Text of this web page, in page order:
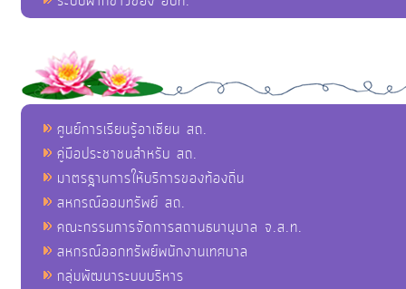
ศูนย์การเรียนรู้อาเซียน สถ.
คู่มือประชาชนสำหรับ สถ.
มาตรฐานการให้บริการของท้องถิ่น
สหกรณ์ออมทรัพย์ สถ.
คณะกรรมการจัดการสถานธนานุบาล จ.ส.ท.
สหกรณ์ออกทรัพย์พนักงานเทศบาล
กลุ่มพัฒนาระบบบริหาร